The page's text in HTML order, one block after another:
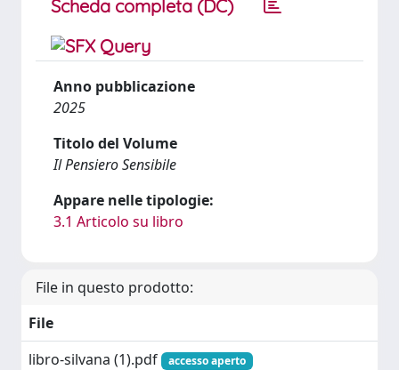
Scheda completa (DC)
Anno pubblicazione
2025
Titolo del Volume
Il Pensiero Sensibile
Appare nelle tipologie:
3.1 Articolo su libro
File in questo prodotto:
File
libro-silvana (1).pdf
accesso aperto